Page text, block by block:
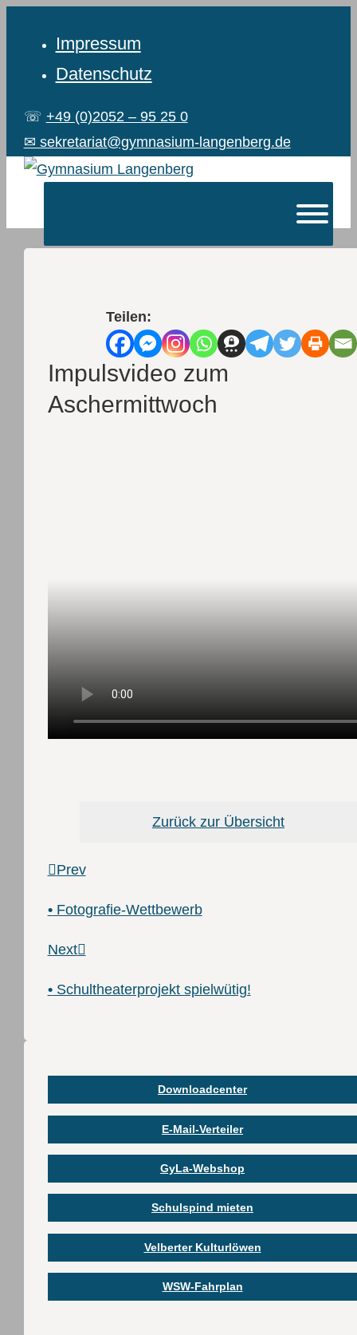
Impressum
Datenschutz
☏ +49 (0)2052 – 95 25 0
✉ sekretariat@gymnasium-langenberg.de
Teilen:
Impulsvideo zum
Aschermittwoch
Zurück zur Übersicht
Prev
•Fotografie-Wettbewerb
Next
•Schultheaterprojekt spielwütig!
Downloadcenter
E-Mail-Verteiler
GyLa-Webshop
Schulspind mieten
Velberter Kulturlöwen
WSW-Fahrplan